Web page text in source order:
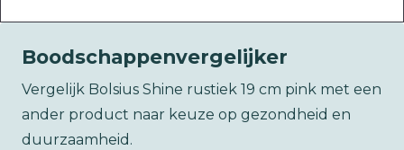
Boodschappenvergelijker
Vergelijk Bolsius Shine rustiek 19 cm pink met een
ander product naar keuze op gezondheid en
duurzaamheid.